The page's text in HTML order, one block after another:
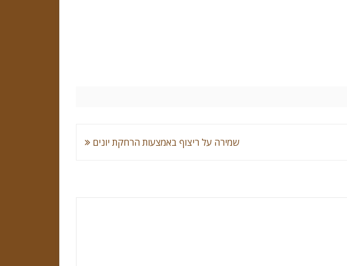
שמירה על ריצוף באמצעות הרחקת יונים